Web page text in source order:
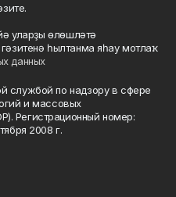
уларҙы өлөшләтә
һылтанма яһау мотлаҡ.
данных
службой по надзору в сфере
и массовых
Регистрационный номер:
2008 г.